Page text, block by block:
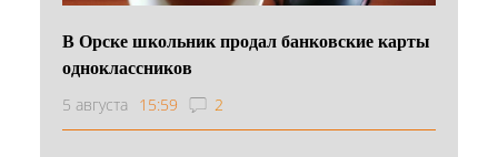
В Орске школьник продал банковские карты
одноклассников
5 августа 15:59 2